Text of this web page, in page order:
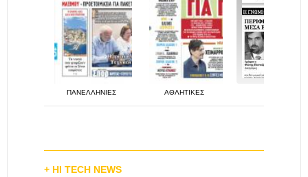
ΠΑΝΕΛΛΗΝΙΕΣ ΑΘΛΗΤΙΚΕΣ
+ HI TECH NEWS